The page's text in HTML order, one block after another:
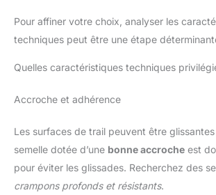
Pour affiner votre choix, analyser les
techniques peut être une étape
Quelles caractéristiques techniques
Accroche et adhérence
Les surfaces de trail peuvent être
semelle dotée d’une bonne accroche est
pour éviter les glissades. Recherchez des
crampons profonds et résistants.